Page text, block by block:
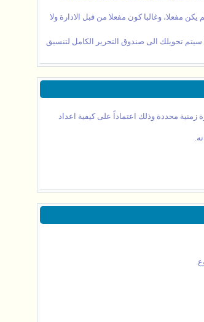
مفعلا، وغالبا كون مفعلا من قبل الادارة ولا
تحويلك الى صندوق التحرير الكامل لتنسيق
محددة وذلك اعتماداً على كيفية اعداد